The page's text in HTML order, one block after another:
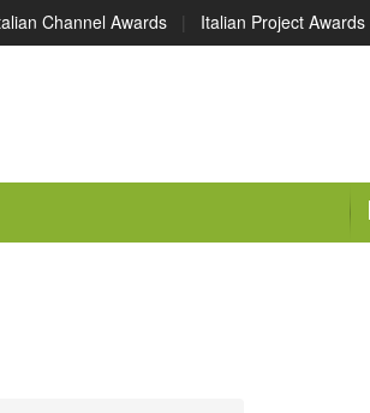
Channel Awards | Italian Project Awards